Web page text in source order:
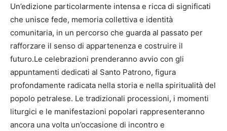
Un’edizione particolarmente intensa e ricca di significati
che unisce fede, memoria collettiva e identità
comunitaria, in un percorso che guarda al passato per
rafforzare il senso di appartenenza e costruire il
futuro.Le celebrazioni prenderanno avvio con gli
appuntamenti dedicati al Santo Patrono, figura
profondamente radicata nella storia e nella spiritualità del
popolo petralese. Le tradizionali processioni, i momenti
liturgici e le manifestazioni popolari rappresenteranno
ancora una volta un’occasione di incontro e